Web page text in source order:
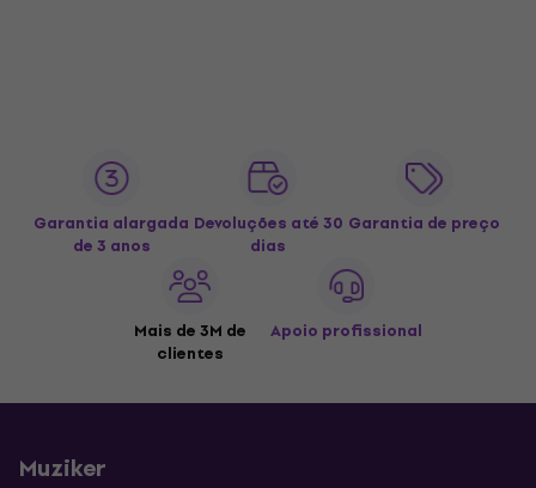
Garantia alargada
de 3 anos
Devoluções até 30
dias
Garantia de preço
Mais de 3M de
clientes
Apoio profissional
Muziker